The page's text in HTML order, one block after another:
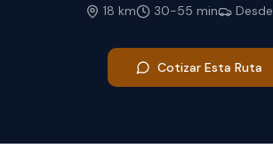
18 km 30-55 min Desde
Cotizar Esta Ruta